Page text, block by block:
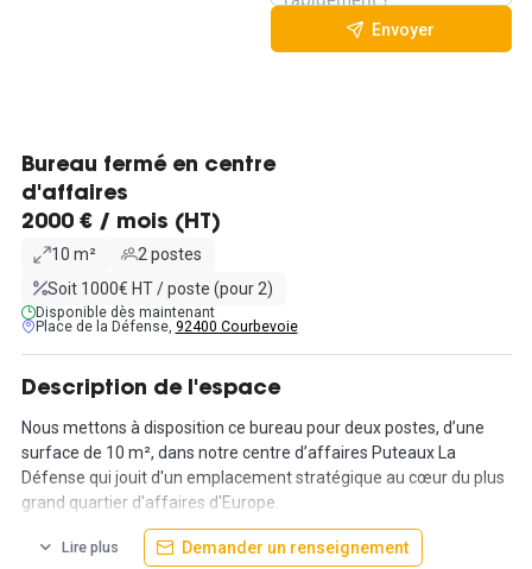
Envoyer
Bureau fermé en centre
d'affaires
2000 € / mois (HT)
10 m²
2 postes
Soit 1000€ HT / poste (pour 2)
Disponible dès maintenant
Place de la Défense, 92400 Courbevoie
Description de l'espace
Nous mettons à disposition ce bureau pour deux postes, d’une
surface de 10 m², dans notre centre d’affaires Puteaux La
Défense qui jouit d'un emplacement stratégique au cœur du plus
grand quartier d'affaires d'Europe.
Le bureau est loué tout équipé : il comprend pour chaque poste
Lire plus Demander un renseignement